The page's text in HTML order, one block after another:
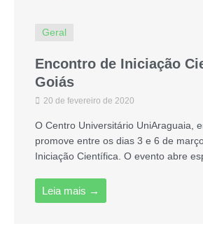
Geral
Encontro de Iniciação
Goiás
20 de fevereiro de 2020
O Centro Universitário UniAraguaia,
promove entre os dias 3 e 6 de
Iniciação Científica. O evento abre
Leia mais →